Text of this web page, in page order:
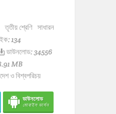
তৃতীয় শ্রেণি সাধারন
134
ডাউনলোড: 34556
MB
ও বিশ্বপরিচয়
ডাউনলোড
মোবাইল ভার্সন